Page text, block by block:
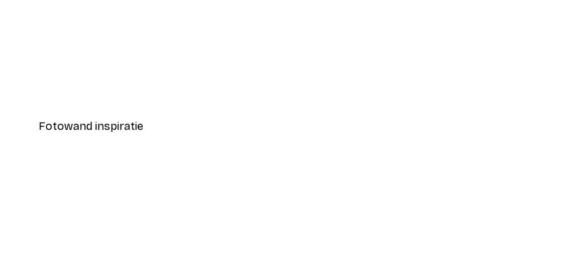
Fotowand inspiratie